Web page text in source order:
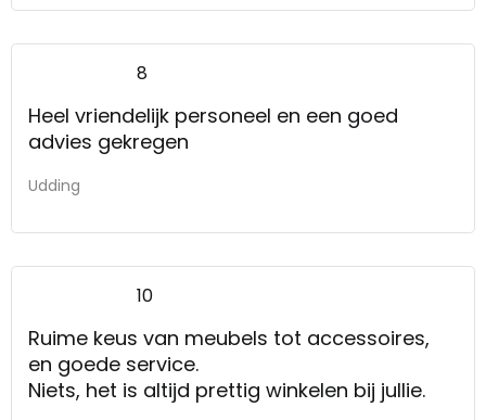
8
Heel vriendelijk personeel en een goed
advies gekregen
Udding
10
Ruime keus van meubels tot accessoires,
en goede service.
Niets, het is altijd prettig winkelen bij jullie.